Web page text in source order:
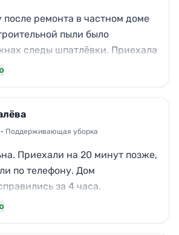
после ремонта в частном доме
пыли было
следы шпатлёвки. Приехала
до блеска, даже люстру
• Поддерживающая уборка
Приехали на 20 минут позже,
по телефону. Дом
за 4 часа.
вымыли полы,